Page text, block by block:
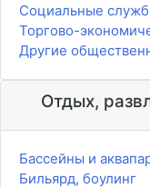
Социальные
Торгово-
Другие
Отдых,
Бассейны и
Бильярд, боулинг